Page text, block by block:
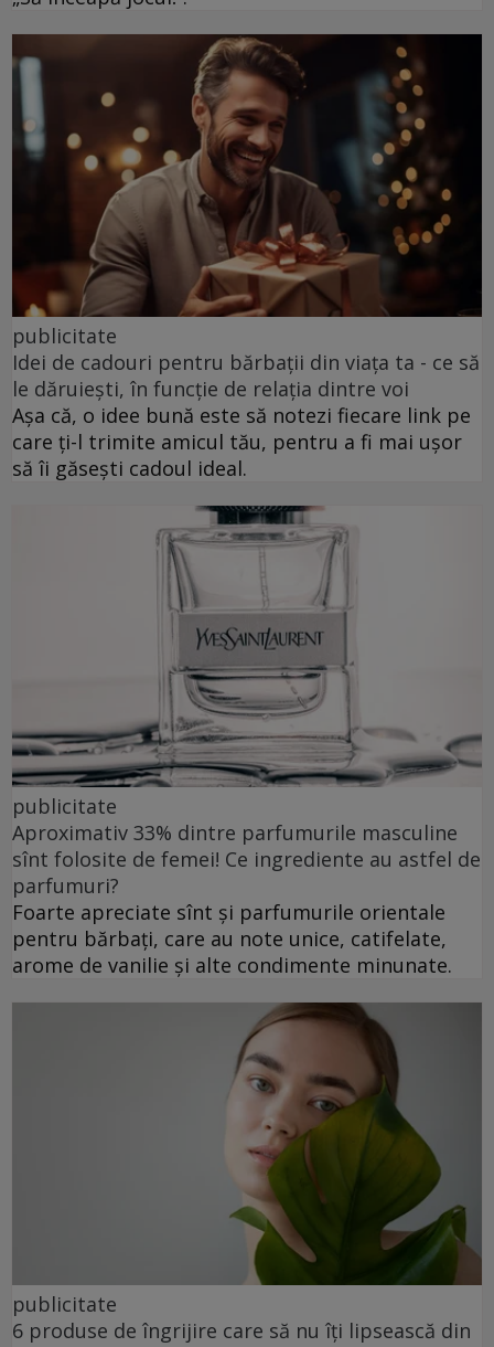
publicitate
Idei de cadouri pentru bărbații din viața ta - ce să
le dăruiești, în funcție de relația dintre voi
Așa că, o idee bună este să notezi fiecare link pe
care ți-l trimite amicul tău, pentru a fi mai ușor
să îi găsești cadoul ideal.
publicitate
Aproximativ 33% dintre parfumurile masculine
sînt folosite de femei! Ce ingrediente au astfel de
parfumuri?
Foarte apreciate sînt și parfumurile orientale
pentru bărbați, care au note unice, catifelate,
arome de vanilie și alte condimente minunate.
publicitate
6 produse de îngrijire care să nu îți lipsească din